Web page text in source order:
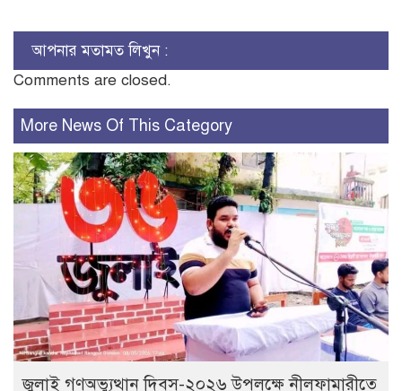
আপনার মতামত লিখুন :
Comments are closed.
More News Of This Category
জুলাই গণঅভ্যুত্থান দিবস-২০২৬ উপলক্ষে নীলফামারীতে